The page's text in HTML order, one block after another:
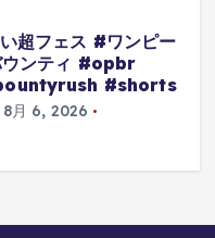
超フェス #ワンピー
ンティ #opbr
#shorts
8月 6, 2026